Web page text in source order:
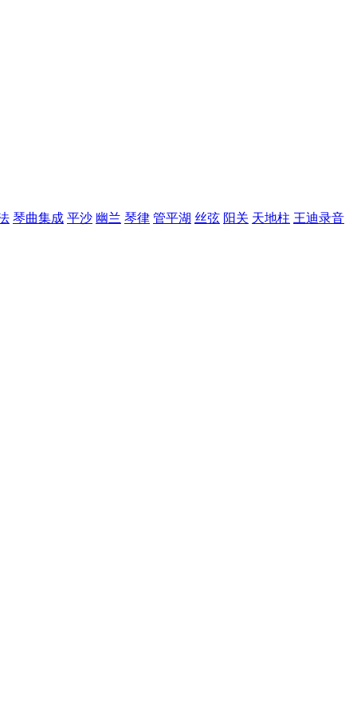
琴曲集成 平沙 幽兰 琴律 管平湖 丝弦 阳关 天地柱 王迪录音